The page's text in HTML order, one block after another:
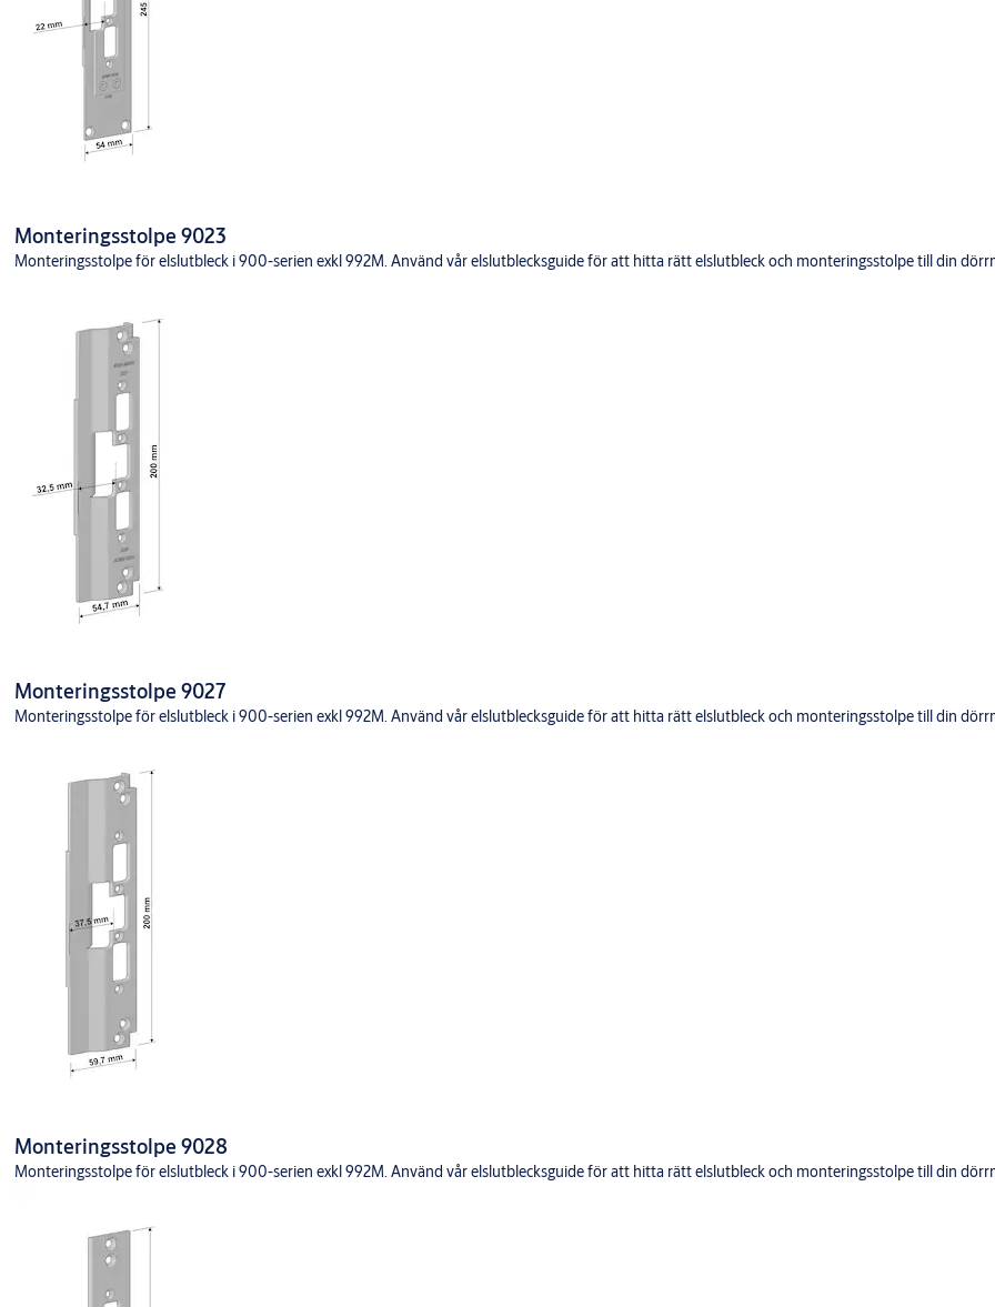
Monteringsstolpe 9023
Monteringsstolpe för elslutbleck i 900-serien exkl 992M. Använd vår elslutblecksguide för att hitta rätt elslutbleck och monteringsstolpe till din
Monteringsstolpe 9027
Monteringsstolpe för elslutbleck i 900-serien exkl 992M. Använd vår elslutblecksguide för att hitta rätt elslutbleck och monteringsstolpe till din
Monteringsstolpe 9028
Monteringsstolpe för elslutbleck i 900-serien exkl 992M. Använd vår elslutblecksguide för att hitta rätt elslutbleck och monteringsstolpe till din